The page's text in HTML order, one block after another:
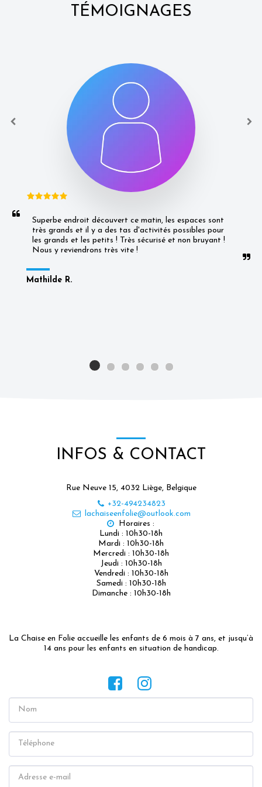
TÉMOIGNAGES
Superbe endroit découvert ce matin, les espaces sont
très grands et il y a des tas d'activités possibles pour
les grands et les petits ! Très sécurisé et non bruyant !
Nous y reviendrons très vite !
Mathilde R.
INFOS & CONTACT
Rue Neuve 15, 4032 Liège, Belgique
+32-494234823
lachaiseenfolie@outlook.com
Horaires :
Lundi : 10h30-18h
Mardi : 10h30-18h
Mercredi : 10h30-18h
Jeudi : 10h30-18h
Vendredi : 10h30-18h
Samedi : 10h30-18h
Dimanche : 10h30-18h
La Chaise en Folie accueille les enfants de 6 mois à 7 ans, et jusqu’à
14 ans pour les enfants en situation de handicap.